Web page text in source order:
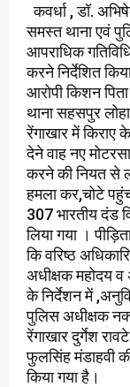
कवर्धा , डॉ.
समस्त थाना एवं
आपराधिक
करने निर्देशित
आरोपी किशन
थाना सहसपुर
रेंगाखार में
देने वाह नए
करने की नियत से
हमला कर,चोटे
307 भारतीय दंड
लिया गया ।
कि वरिष्ठ
अधीक्षक महोदय व
के निर्देशन में
पुलिस अधीक्षक
रेंगाखार दुर्गेश
फुलसिंह मंडाहवी
किया गया है।